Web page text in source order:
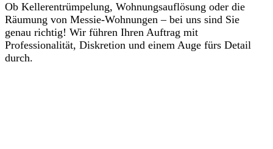
Ob Kellerentrümpelung, Wohnungsauflösung oder die
Räumung von Messie-Wohnungen – bei uns sind Sie
genau richtig! Wir führen Ihren Auftrag mit
Professionalität, Diskretion und einem Auge fürs Detail
durch.